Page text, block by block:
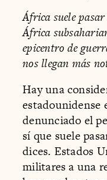
África suele
África
epicentro de
nos llegan más
Hay una
estadounidense
denunciado el
sí que suele
dices. Estados
militares a una